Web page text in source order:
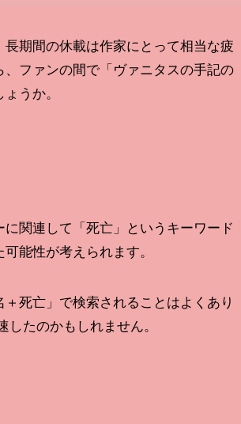
期間の休載は作家にとって相当な疲
ファンの間で「ヴァニタスの手記の
うか。
関連して「死亡」というキーワード
能性が考えられます。
死亡」で検索されることはよくあり
たのかもしれません。